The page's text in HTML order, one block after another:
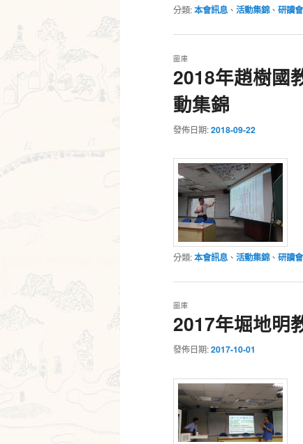
分類:本會訊息 、 活動集錦、 研讀會
2018年趙樹國
動集錦
圖庫
發佈日期:2018-09-22
分類:本會訊息 、 活動集錦、 研讀會
2017年堀地明
圖庫
發佈日期:2017-10-01